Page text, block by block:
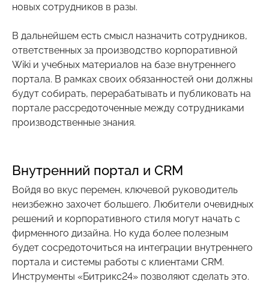
новых сотрудников в разы.
В дальнейшем есть смысл назначить сотрудников,
ответственных за производство корпоративной
Wiki и учебных материалов на базе внутреннего
портала. В рамках своих обязанностей они должны
будут собирать, перерабатывать и публиковать на
портале рассредоточенные между сотрудниками
производственные знания.
Внутренний портал и CRM
Войдя во вкус перемен, ключевой руководитель
неизбежно захочет большего. Любители очевидных
решений и корпоративного стиля могут начать с
фирменного дизайна. Но куда более полезным
будет сосредоточиться на интеграции внутреннего
портала и системы работы с клиентами CRM.
Инструменты «Битрикс24» позволяют сделать это.